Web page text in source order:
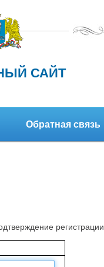
САЙТ
Обратная связь
регистрации.